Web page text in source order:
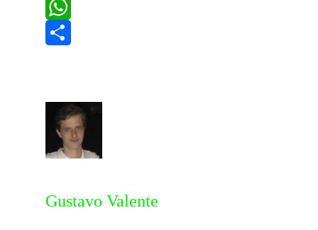
Copy
Link
WhatsApp
Gustavo Valente